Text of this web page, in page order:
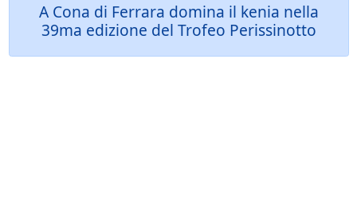
A Cona di Ferrara domina il kenia nella
39ma edizione del Trofeo Perissinotto